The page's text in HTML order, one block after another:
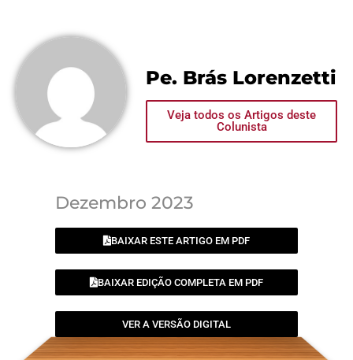
Pe. Brás Lorenzetti
Veja todos os Artigos deste
Colunista
Dezembro 2023
BAIXAR ESTE ARTIGO EM PDF
BAIXAR EDIÇÃO COMPLETA EM PDF
VER A VERSÃO DIGITAL